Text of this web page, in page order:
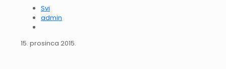
Svi
admin
15. prosinca 2015.